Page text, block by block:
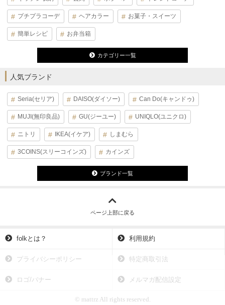
プチプラコーデ ヘアカラー お菓子・スイーツ
簡単レシピ お弁当箱
カテゴリー一覧
人気ブランド
Seria(セリア) DAISO(ダイソー) Can Do(キャンドゥ)
MUJI(無印良品) GU(ジーユー) UNIQLO(ユニクロ)
ニトリ IKEA(イケア) しまむら
3COINS(スリーコインズ) カインズ
ブランド一覧
ページ上部に戻る
folkとは？ 利用規約
プライバシーポリシー 特定商取引法
ロゴ/バナー メルマガ配信設定
© mattrz All rights reserved.